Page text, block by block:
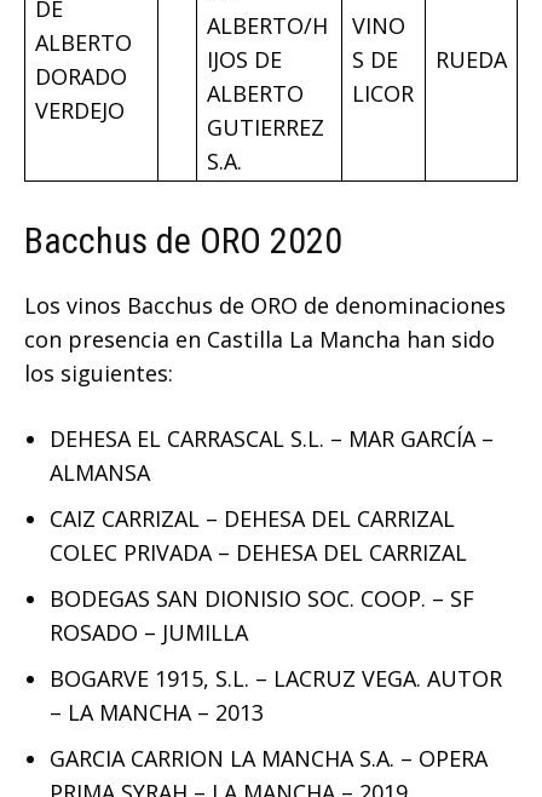
DE
ALBERTO
DORADO
VERDEJO
ALBERTO/H
IJOS DE
ALBERTO
GUTIERREZ
S.A.
VINO
S DE
LICOR
RUEDA
Bacchus de ORO 2020
Los vinos Bacchus de ORO de denominaciones
con presencia en Castilla La Mancha han sido
los siguientes:
DEHESA EL CARRASCAL S.L. – MAR GARCÍA –
ALMANSA
CAIZ CARRIZAL – DEHESA DEL CARRIZAL
COLEC PRIVADA – DEHESA DEL CARRIZAL
BODEGAS SAN DIONISIO SOC. COOP. – SF
ROSADO – JUMILLA
BOGARVE 1915, S.L. – LACRUZ VEGA. AUTOR
– LA MANCHA – 2013
GARCIA CARRION LA MANCHA S.A. – OPERA